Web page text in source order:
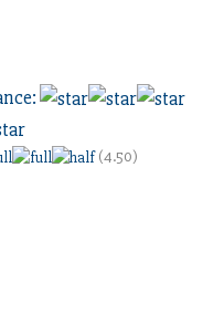
:
(4.50)